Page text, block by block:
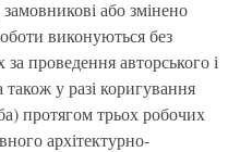
або змінено
виконуються без
проведення авторського і
також у разі коригування
протягом трьох робочих
архітектурно-